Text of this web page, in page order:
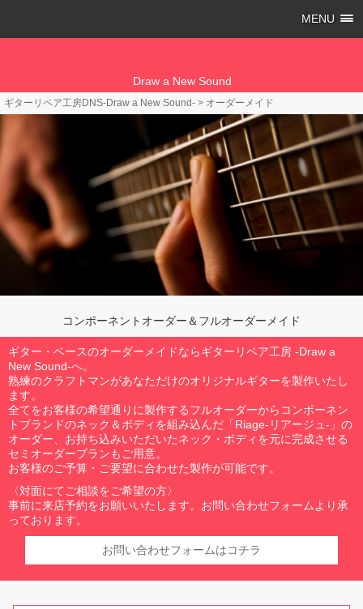
Draw a New Sound
MENU
ギターリペア工房DNS-Draw a New Sound- > オーダーメイド
コンポーネントオーダー＆フルオーダーメイド
ギター・ベースのオーダーメイドならギターリペア工房 -Draw a
New Sound-へ。
熟練のクラフトマンがあなただけのオリジナルギターを製作いたし
ます。
全てをお客様の希望通りに製作するフルオーダーからコンポーネン
トブランドのネック＆ボディを組み込んだ「Riage-リアージュ-」の
オーダー、お持ち込みいただいたネック・ボディを元に完成させる
セミオーダープランもご用意。
お客様のご予算・ご要望に合わせた製作が可能です。
〈対面にてご相談をご希望の方〉
事前に来店予約をお願いいたします。お問い合わせフォームより承
っております。
お問い合わせフォームはコチラ